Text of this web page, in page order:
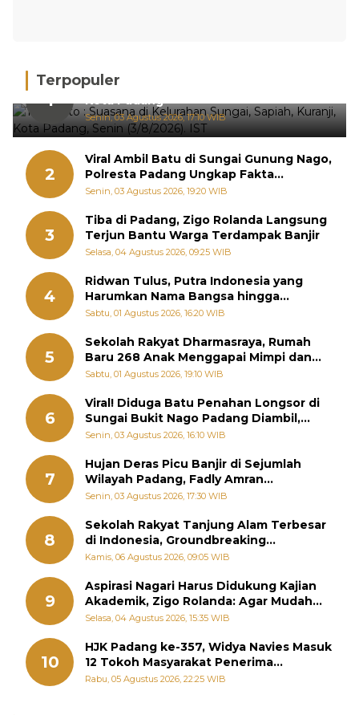
Terpopuler
1
Hujan Deras, 15 Titik Banjir Terdeteksi di
Kota Padang
Senin, 03 Agustus 2026, 17:10 WIB
2
Viral Ambil Batu di Sungai Gunung Nago,
Polresta Padang Ungkap Fakta
Sebenarnya
Senin, 03 Agustus 2026, 19:20 WIB
3
Tiba di Padang, Zigo Rolanda Langsung
Terjun Bantu Warga Terdampak Banjir
Selasa, 04 Agustus 2026, 09:25 WIB
4
Ridwan Tulus, Putra Indonesia yang
Harumkan Nama Bangsa hingga
Diabadikan dalam Buku Jepang
Sabtu, 01 Agustus 2026, 16:20 WIB
5
Sekolah Rakyat Dharmasraya, Rumah
Baru 268 Anak Menggapai Mimpi dan
Memutus Rantai Kemiskinan
Sabtu, 01 Agustus 2026, 19:10 WIB
6
Viral! Diduga Batu Penahan Longsor di
Sungai Bukit Nago Padang Diambil,
Warga Khawatir Bencana Terulang
Senin, 03 Agustus 2026, 16:10 WIB
7
Hujan Deras Picu Banjir di Sejumlah
Wilayah Padang, Fadly Amran
Perintahkan OPD Siaga
Senin, 03 Agustus 2026, 17:30 WIB
8
Sekolah Rakyat Tanjung Alam Terbesar
di Indonesia, Groundbreaking
September
Kamis, 06 Agustus 2026, 09:05 WIB
9
Aspirasi Nagari Harus Didukung Kajian
Akademik, Zigo Rolanda: Agar Mudah
Diperjuangkan di Kementerian
Selasa, 04 Agustus 2026, 15:35 WIB
10
HJK Padang ke-357, Widya Navies Masuk
12 Tokoh Masyarakat Penerima
Penghargaan Pemko Padang
Rabu, 05 Agustus 2026, 22:25 WIB